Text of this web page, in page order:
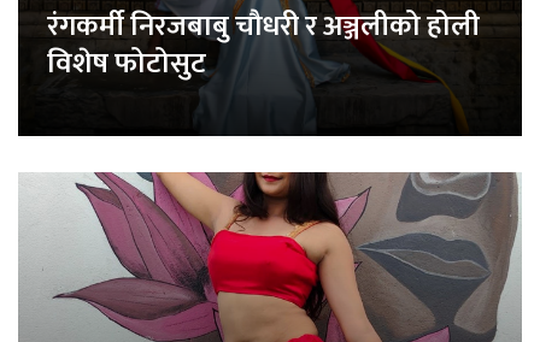
रंगकर्मी निरजबाबु चौधरी र अञ्जलीको होली
विशेष फोटोसुट